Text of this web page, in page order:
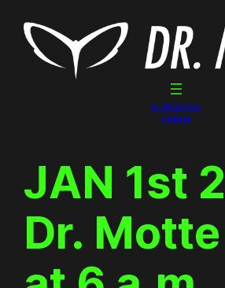
content
Dr. Motte Gigs
Linktree
JAN 1st
Dr.